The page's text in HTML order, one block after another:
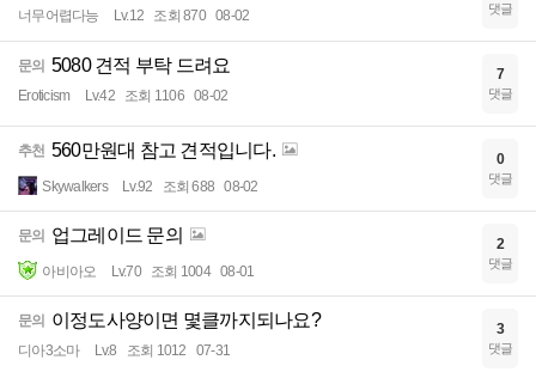
너무어렵다능 Lv.12 조회 870 08-02 댓글
문의 5080 견적 부탁 드려요
Eroticism Lv.42 조회 1106 08-02
7
댓글
추천 560만원대 참고 견적입니다.
Skywalkers Lv.92 조회 688 08-02
0
댓글
문의 업그레이드 문의
아비아오 Lv.70 조회 1004 08-01
2
댓글
문의 이정도사양이면 몇클까지되나요?
디아3소마 Lv.8 조회 1012 07-31
3
댓글